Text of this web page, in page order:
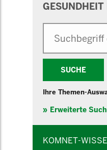
GESUNDHEIT
SUCHE
Ihre Themen-
Erweiterte
KOMNET-